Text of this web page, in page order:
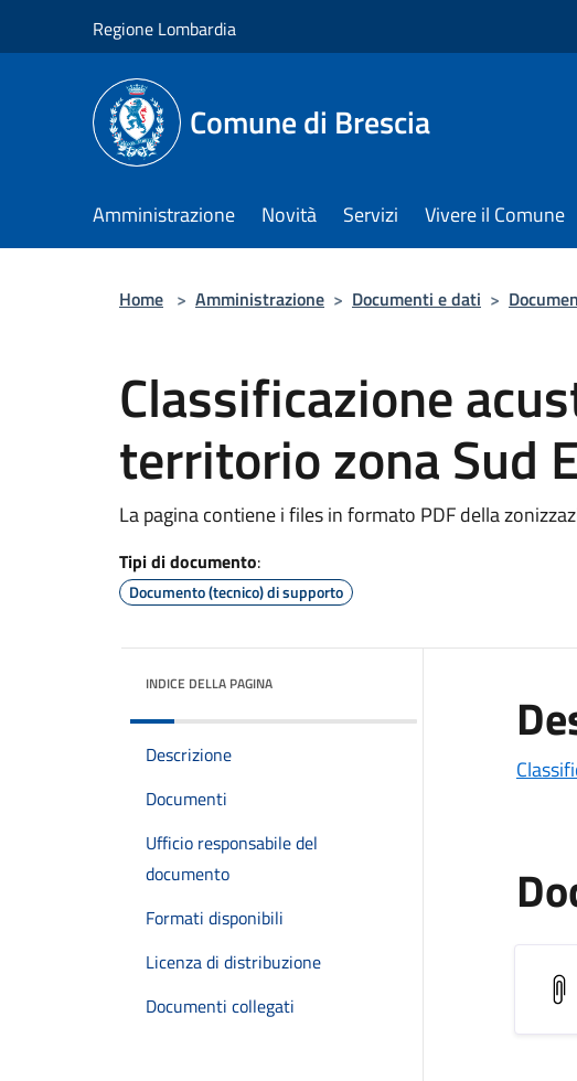
Regione Lombardia
Comune di Brescia
Amministrazione Novità Servizi Vivere il Comune
Home > Amministrazione > Documenti e dati >
Classificazione
territorio zona Sud
​​​La pagina contiene i files in formato PDF della
Tipi di documento:
Documento (tecnico) di supporto
INDICE DELLA PAGINA
Descrizione
Documenti
Ufficio responsabile del
documento
Formati disponibili
Licenza di distribuzione
Documenti collegati